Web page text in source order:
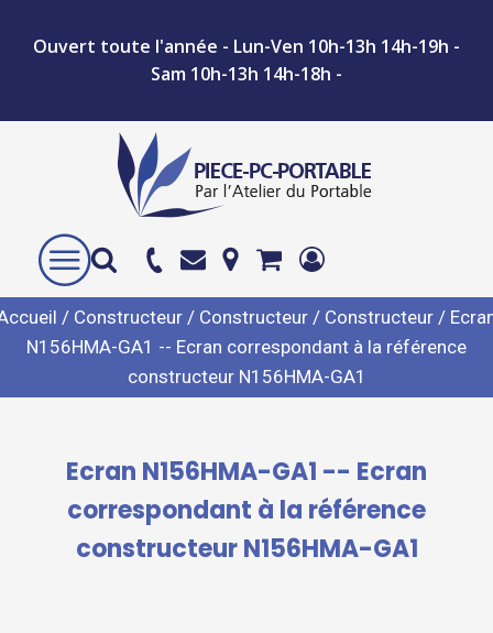
Ouvert toute l'année - Lun-Ven 10h-13h 14h-19h -
Sam 10h-13h 14h-18h -
/ Constructeur / Constructeur / Constructeur /
N156HMA-GA1 -- Ecran correspondant à la référence
constructeur N156HMA-GA1
Ecran N156HMA-GA1 -- Ecran
correspondant à la référence
constructeur N156HMA-GA1